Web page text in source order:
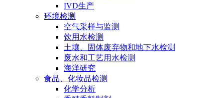
IVD生产
环境检测
空气采样与监测
饮用水检测
土壤、固体废弃物和地下水检测
废水和工艺用水检测
海洋研究
食品、化妆品检测
化学分析